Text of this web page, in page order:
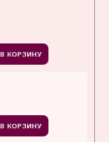
В КОРЗИНУ
В КОРЗИНУ